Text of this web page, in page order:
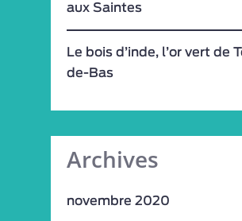
aux Saintes
Le bois d’inde, l’or vert de
de-Bas
Archives
novembre 2020